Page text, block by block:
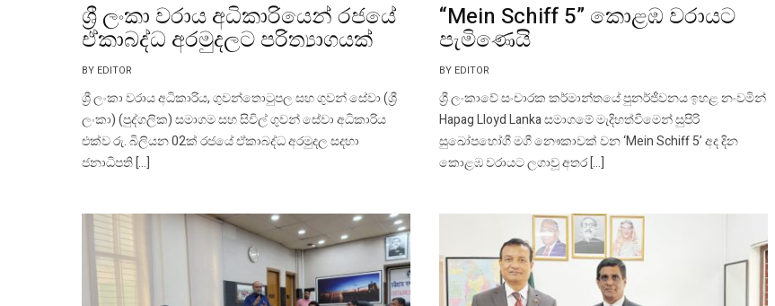
ශ්‍රී ලංකා වරාය අධිකාරියෙන් රජයේ
ඒකාබද්ධ අරමුදලට පරිත්‍යාගයක්
BY EDITOR
ශ්‍රී ලංකා වරාය අධිකාරිය, ගුවන්තොටුපල සහ ගුවන් සේවා (ශ්‍රී
ලංකා) (පුද්ගලික) සමාගම සහ සිවිල් ගුවන් සේවා අධිකාරිය
එක්ව රු. බිලියන 02ක් රජයේ ඒකාබද්ධ අරමුදල සදහා
ජනාධිපති […]
“Mein Schiff 5” කොළඹ වරායට
පැමිණෙයි
BY EDITOR
ශ්‍රී ලංකාවේ සංචාරක කර්මාන්තයේ පුනර්ජීවනය ඉහළ නංවමින්
Hapag Lloyd Lanka සමාගමේ මැදිහත්වීමෙන් සුපිරි
සුඛෝපභෝගී මගී නෞකාවක් වන ‘Mein Schiff 5’ අද දින
කොළඹ වරායට ලගාවූ අතර […]